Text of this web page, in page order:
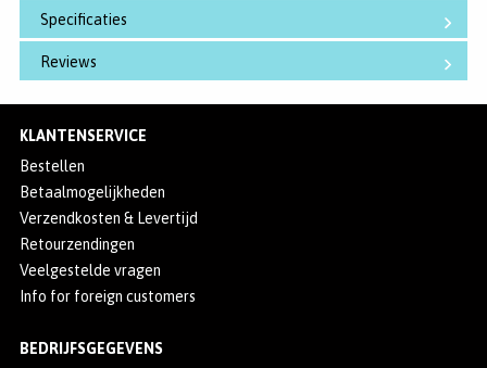
Specificaties
Reviews
KLANTENSERVICE
Bestellen
Betaalmogelijkheden
Verzendkosten & Levertijd
Retourzendingen
Veelgestelde vragen
Info for foreign customers
BEDRIJFSGEGEVENS